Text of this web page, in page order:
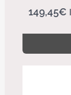
149,45€